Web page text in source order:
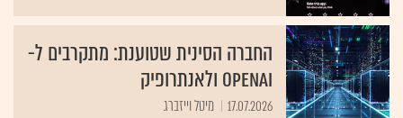
החברה הסינית שטוענת: מתקרבים ל-
OpenAI ולאנתרופיק
17.07.2026 מיטל וייזברג